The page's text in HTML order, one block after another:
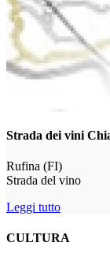
Strada dei vini
Rufina (FI)
Strada del vino
Leggi tutto
CULTURA